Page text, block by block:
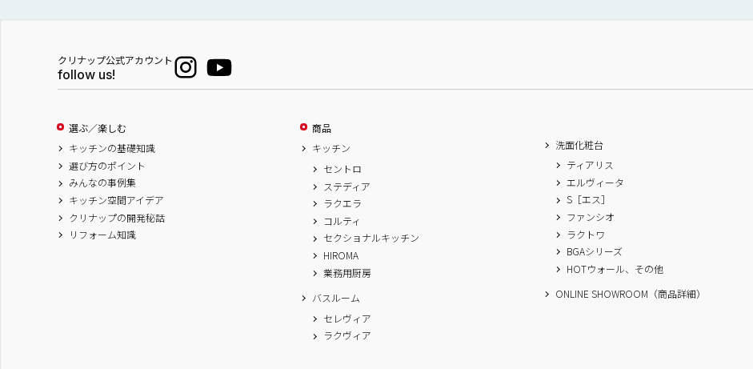
クリナップ公式アカウント
follow us!
選ぶ／楽しむ
キッチンの基礎知識
選び方のポイント
みんなの事例集
キッチン空間アイデア
クリナップの開発秘話
リフォーム知識
商品
キッチン
セントロ
ステディア
ラクエラ
コルティ
セクショナルキッチン
HIROMA
業務用厨房
バスルーム
セレヴィア
ラクヴィア
洗面化粧台
ティアリス
エルヴィータ
S［エス］
ファンシオ
ラクトワ
BGAシリーズ
HOTウォール、その他
ONLINE SHOWROOM（商品詳細）